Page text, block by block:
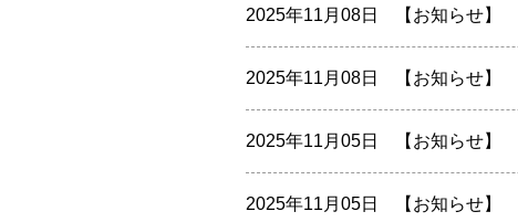
2025年11月08日 【お知らせ】
2025年11月08日 【お知らせ】
2025年11月05日 【お知らせ】
2025年11月05日 【お知らせ】